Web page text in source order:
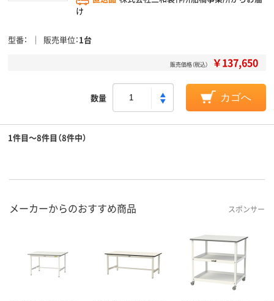
け
型番 販売単位 1台
販売価格（税込） ￥137,650
数量 カゴへ
1件目～8件目（8件中）
メーカーからのおすすめ商品 スポンサー